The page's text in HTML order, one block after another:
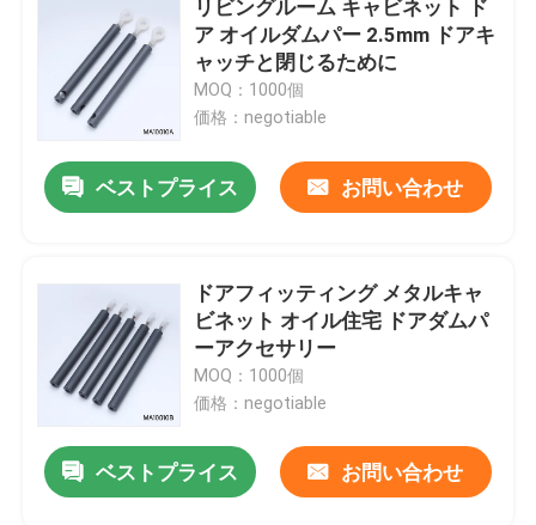
cnc精密部品
注射模具メーカー
射出成形部品
熱で動くストーブファン
電気スクリュードライバー セット
リビングルーム キャビネット ド
ア オイルダムパー 2.5mm ドアキ
ャッチと閉じるために
MOQ：1000個
価格：negotiable
ベストプライス お問い合わせ
ドアフィッティング メタルキャ
ビネット オイル住宅 ドアダムパ
ーアクセサリー
MOQ：1000個
価格：negotiable
ベストプライス お問い合わせ